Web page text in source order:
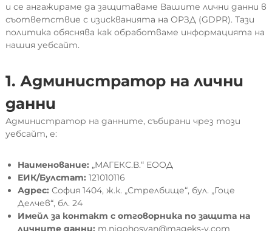
и се ангажираме да защитаваме Вашите лични данни в
съответствие с изискванията на ОРЗД (GDPR). Тази
политика обяснява как обработваме информацията на
нашия уебсайт.
1. Администратор на лични
данни
Администратор на данните, събирани чрез този
уебсайт, е:
Наименование: „МАГЕКС.В.“ ЕООД
ЕИК/Булстат: 121010116
Адрес: София 1404, ж.к. „Стрелбище“, бул. „Гоце
Делчев“, бл. 24
Имейл за контакт с отговорника по защита на
личните данни: m.nigohosyan@mageks-v.com